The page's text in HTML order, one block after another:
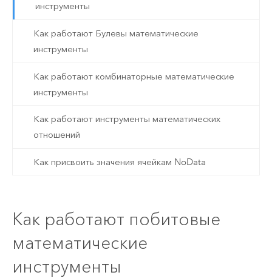
инструменты
Как работают Булевы математические
инструменты
Как работают комбинаторные математические
инструменты
Как работают инструменты математических
отношений
Как присвоить значения ячейкам NoData
Как работают побитовые
математические
инструменты